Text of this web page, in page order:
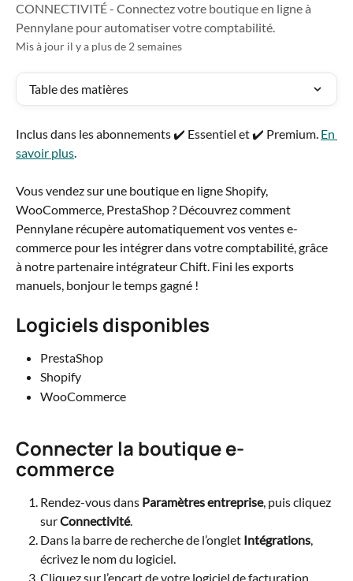
CONNECTIVITÉ - Connectez votre boutique en ligne à
Pennylane pour automatiser votre comptabilité.
Mis à jour il y a plus de 2 semaines
Table des matières
Inclus dans les abonnements ✔️ Essentiel et ✔️ Premium. En
savoir plus.
Vous vendez sur une boutique en ligne Shopify,
WooCommerce, PrestaShop ? Découvrez comment
Pennylane récupère automatiquement vos ventes e-
commerce pour les intégrer dans votre comptabilité, grâce
à notre partenaire intégrateur Chift. Fini les exports
manuels, bonjour le temps gagné !
Logiciels disponibles
PrestaShop
Shopify
WooCommerce
Connecter la boutique e-
commerce
Rendez-vous dans Paramètres entreprise, puis cliquez
sur Connectivité.
Dans la barre de recherche de l’onglet Intégrations,
écrivez le nom du logiciel.
Cliquez sur l’encart de votre logiciel de facturation,